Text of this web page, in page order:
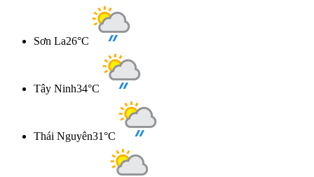
Sơn La26°C
Tây Ninh34°C
Thái Nguyên31°C